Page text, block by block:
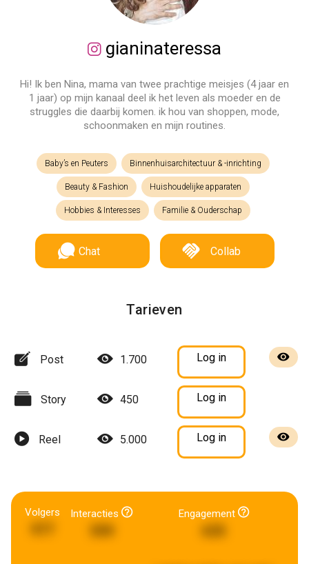
gianinateressa
Hi! Ik ben Nina, mama van twee prachtige meisjes (4 jaar en
1 jaar) op mijn kanaal deel ik het leven als moeder en de
struggles die daarbij komen. ik hou van shoppen, mode,
schoonmaken en mijn routines.
Baby’s en Peuters Binnenhuisarchitectuur & -inrichting
Beauty & Fashion Huishoudelijke apparaten
Hobbies & Interesses Familie & Ouderschap
Chat Collab
Tarieven
Post 1.700 Log in
Story 450 Log in
Reel 5.000 Log in
Volgers Interacties Engagement